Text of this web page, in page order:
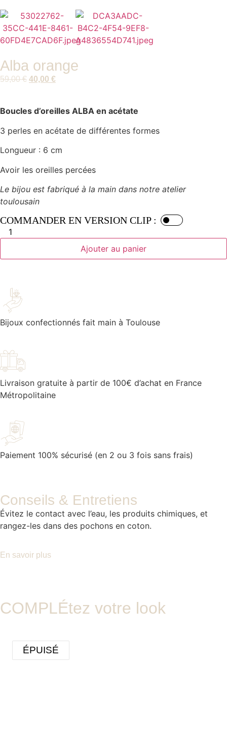
Alba orange
59,00€ 40,00 €
Boucles d’oreilles ALBA en acétate
3 perles en acétate de différentes formes
Longueur : 6 cm
Avoir les oreilles percées
Le bijou est fabriqué à la main dans notre atelier
toulousain
COMMANDER EN VERSION CLIP :
Ajouter au panier
Bijoux confectionnés fait main à Toulouse
Livraison gratuite à partir de 100€ d’achat en France
Métropolitaine
Paiement 100% sécurisé (en 2 ou 3 fois sans frais)
Conseils & Entretiens
Évitez le contact avec l’eau, les produits chimiques, et
rangez-les dans des pochons en coton.
En savoir plus
COMPLÉtez votre look
ÉPUISÉ